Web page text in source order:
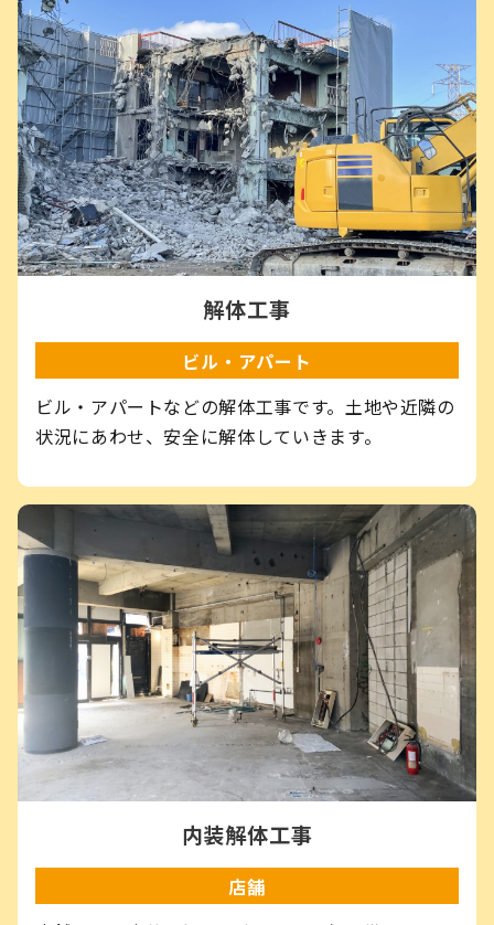
解体工事
ビル・アパート
ビル・アパートなどの解体工事です。土地や近隣の
状況にあわせ、安全に解体していきます。
内装解体工事
店舗